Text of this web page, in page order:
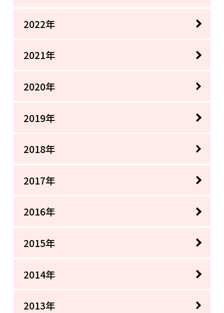
2022年
2021年
2020年
2019年
2018年
2017年
2016年
2015年
2014年
2013年